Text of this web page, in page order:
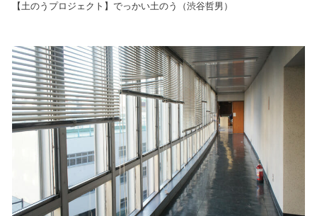
【土のうプロジェクト】でっかい土のう（渋谷哲男）